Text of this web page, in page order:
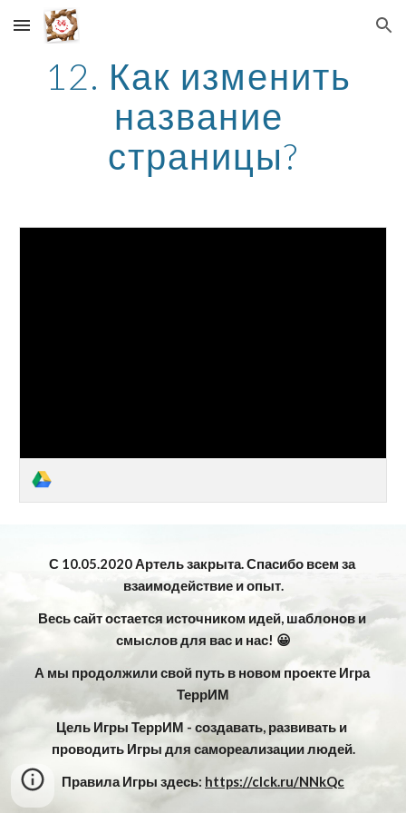
Skip to main content Skip to navigation
12. Как изменить
название
страницы?
С 10.05.2020 Артель закрыта. Спасибо всем за
взаимодействие и опыт.
Весь сайт остается источником идей, шаблонов и
смыслов для вас и нас! 😀
А мы продолжили свой путь в новом проекте Игра
ТеррИМ
Цель Игры ТеррИМ - создавать, развивать и
проводить Игры для самореализации людей.
Правила Игры здесь: https://clck.ru/NNkQc